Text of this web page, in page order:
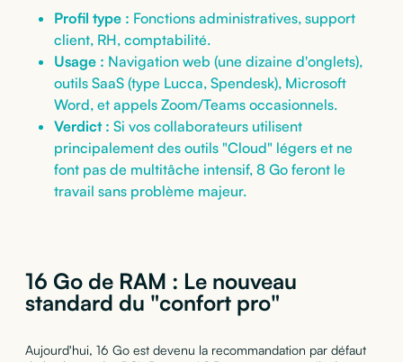
Profil type : Fonctions administratives, support
client, RH, comptabilité.
Usage : Navigation web (une dizaine d'onglets),
outils SaaS (type Lucca, Spendesk), Microsoft
Word, et appels Zoom/Teams occasionnels.
Verdict : Si vos collaborateurs utilisent
principalement des outils "Cloud" légers et ne
font pas de multitâche intensif, 8 Go feront le
travail sans problème majeur.
16 Go de RAM : Le nouveau
standard du "confort pro"
Aujourd'hui, 16 Go est devenu la recommandation par défaut